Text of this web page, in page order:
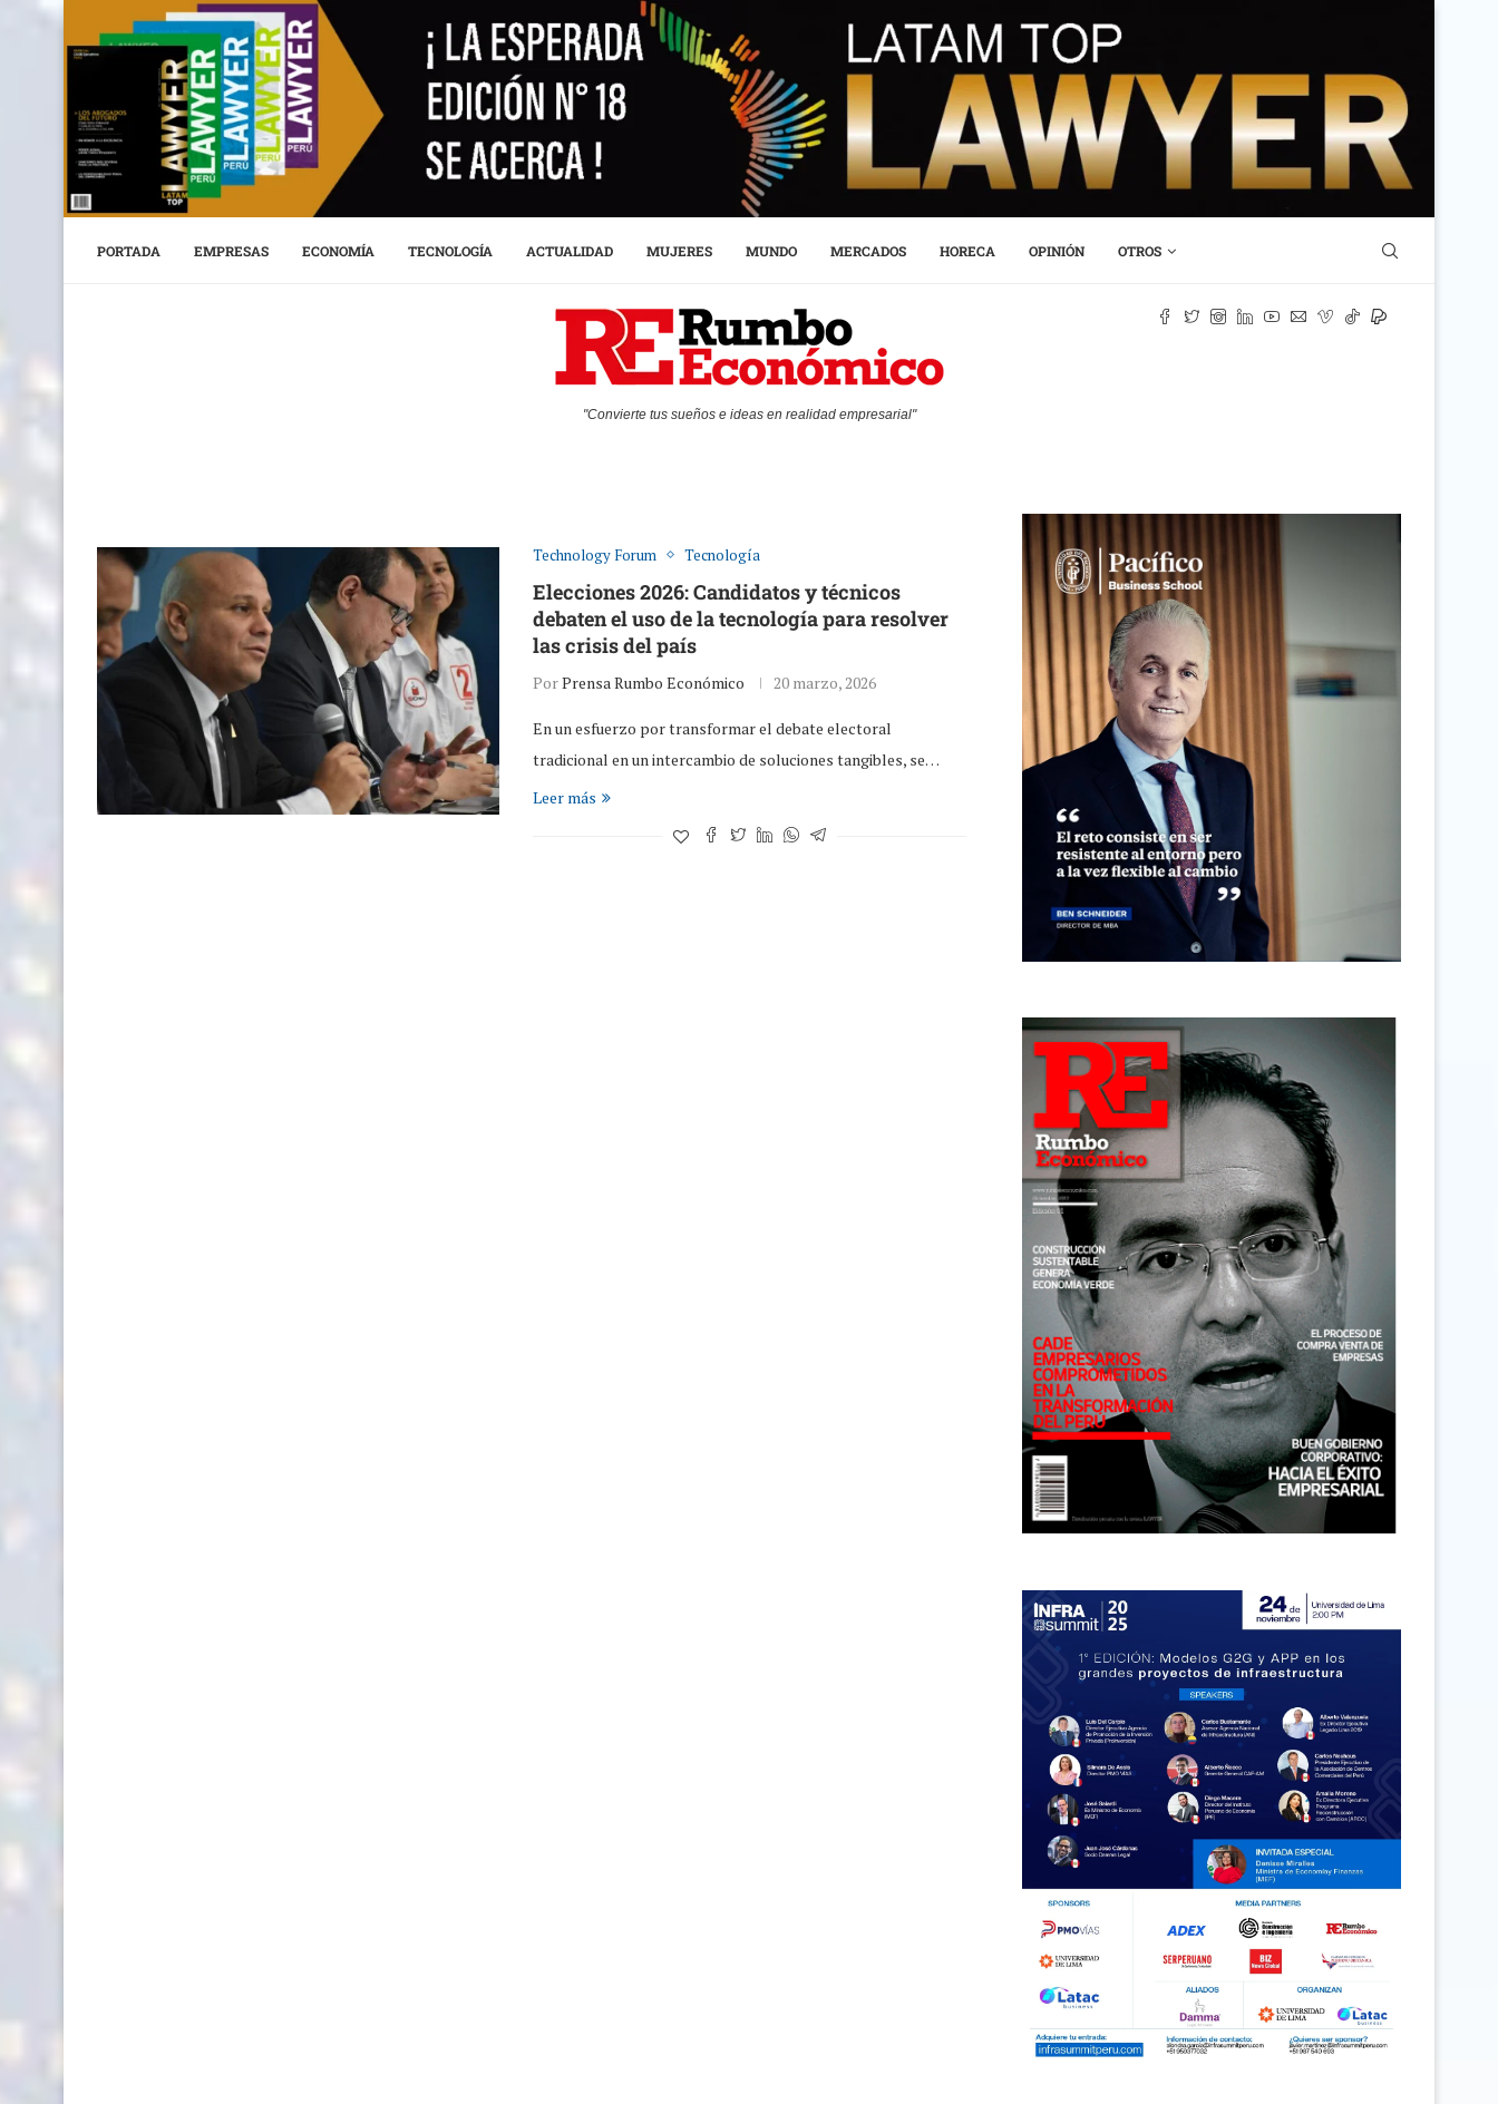
PORTADA EMPRESAS ECONOMÍA TECNOLOGÍA ACTUALIDAD MUJERES MUNDO MERCADOS HORECA OPINIÓN OTROS
"Convierte tus sueños e ideas en realidad empresarial"
Technology Forum Tecnología
Elecciones 2026: Candidatos y técnicos
debaten el uso de la tecnología para resolver
las crisis del país
PorPrensa Rumbo Económico 20 marzo, 2026
En un esfuerzo por transformar el debate electoral
tradicional en un intercambio de soluciones tangibles, se…
Leer más